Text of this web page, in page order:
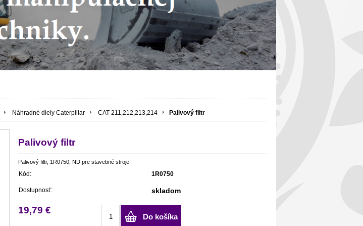
Náhradné diely Caterpillar CAT 211,212,213,214 Palivový filtr
Palivový filtr
Palivový filtr, 1R0750, ND pre stavebné stroje
Kód: 1R0750
Dostupnosť: skladom
19,79 €
Do košíka